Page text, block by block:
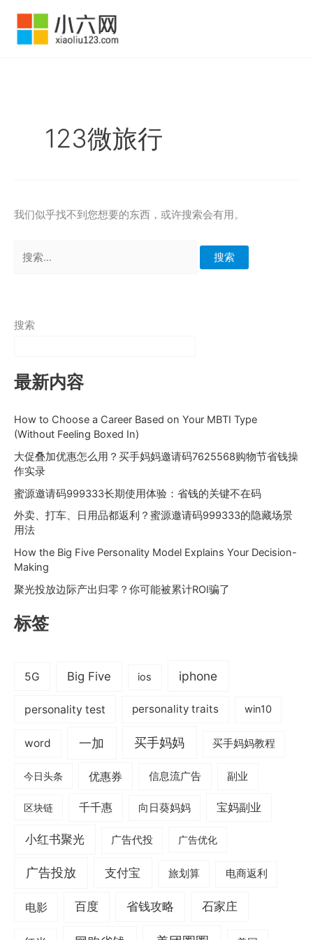
123微旅行
我们似乎找不到您想要的东西，或许搜索会有用。
索：
搜索
最新内容
How to Choose a Career Based on Your MBTI Type
(Without Feeling Boxed In)
大促叠加优惠怎么用？买手妈妈邀请码7625568购物节省钱操
作实录
蜜源邀请码999333长期使用体验：省钱的关键不在码
外卖、打车、日用品都返利？蜜源邀请码999333的隐藏场景
用法
How the Big Five Personality Model Explains Your Decision-
Making
聚光投放边际产出归零？你可能被累计ROI骗了
标签
5G Big Five ios iphone
personality test personality traits win10
word 一加 买手妈妈 买手妈妈教程
今日头条 优惠券 信息流广告 副业
区块链 千千惠 向日葵妈妈 宝妈副业
小红书聚光 广告代投 广告优化
广告投放 支付宝 旅划算 电商返利
电影 百度 省钱攻略 石家庄